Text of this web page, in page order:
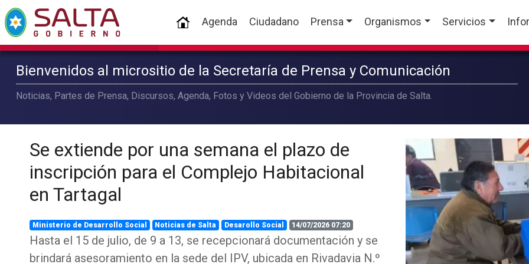
(current)
Agenda Ciudadano Prensa Organismos Servicios
Bienvenidos al micrositio de la Secretaría de Prensa y Comunicación
Noticias, Partes de Prensa, Discursos, Agenda, Fotos y Videos del Gobierno de la Provincia de Salta.
Se extiende por una semana el plazo de
inscripción para el Complejo Habitacional
en Tartagal
Ministerio de Desarrollo Social Noticias de Salta Desarollo Social 14/07/2026 07:20
Hasta el 15 de julio, de 9 a 13, se recepcionará documentación y se
brindará asesoramiento en la sede del IPV, ubicada en Rivadavia N.º